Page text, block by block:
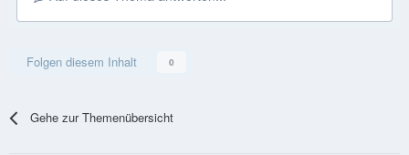
Folgen diesem Inhalt 0
Gehe zur Themenübersicht